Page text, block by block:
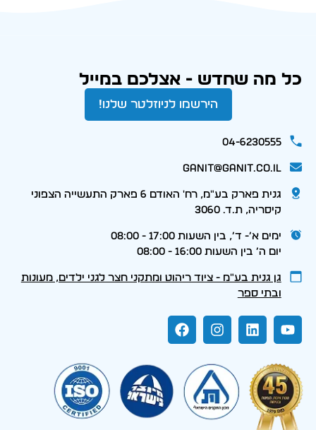
כל מה שחדש - אצלכם במייל
הירשמו לניוזלטר שלנו!
04-6230555
ganit@ganit.co.il
גנית פארק בע"מ, רח' האודם 6 פארק התעשייה הצפוני
קיסריה, ת.ד. 3060
ימים א׳- ד׳, בין השעות 17:00 - 08:00
יום ה׳ בין השעות 16:00 - 08:00
גן גנית בע״מ - ציוד ריהוט ומתקני חצר לגני ילדים, מעונות
ובתי ספר